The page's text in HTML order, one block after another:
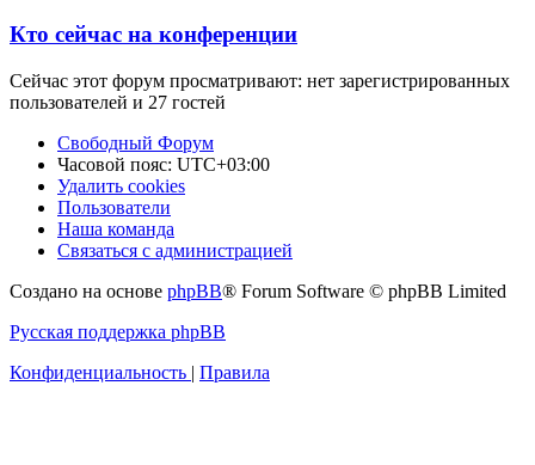
Кто сейчас на конференции
Сейчас этот форум просматривают: нет зарегистрированных
пользователей и 27 гостей
Свободный Форум
Часовой пояс: UTC+03:00
Удалить cookies
Пользователи
Наша команда
Связаться с администрацией
Создано на основе phpBB® Forum Software © phpBB Limited
Русская поддержка phpBB
Конфиденциальность | Правила